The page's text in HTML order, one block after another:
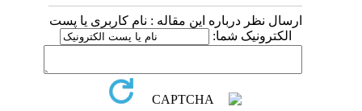
ارسال نظر درباره این مقاله : نام کاربری یا پست
الکترونیک شما: